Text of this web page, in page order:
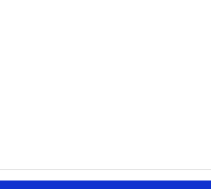
dossieronderzoek Uit internationaal
het tijdstip van overlijden